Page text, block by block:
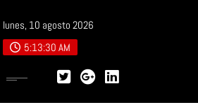
lunes, 10 agosto 2026
5:13:32 AM